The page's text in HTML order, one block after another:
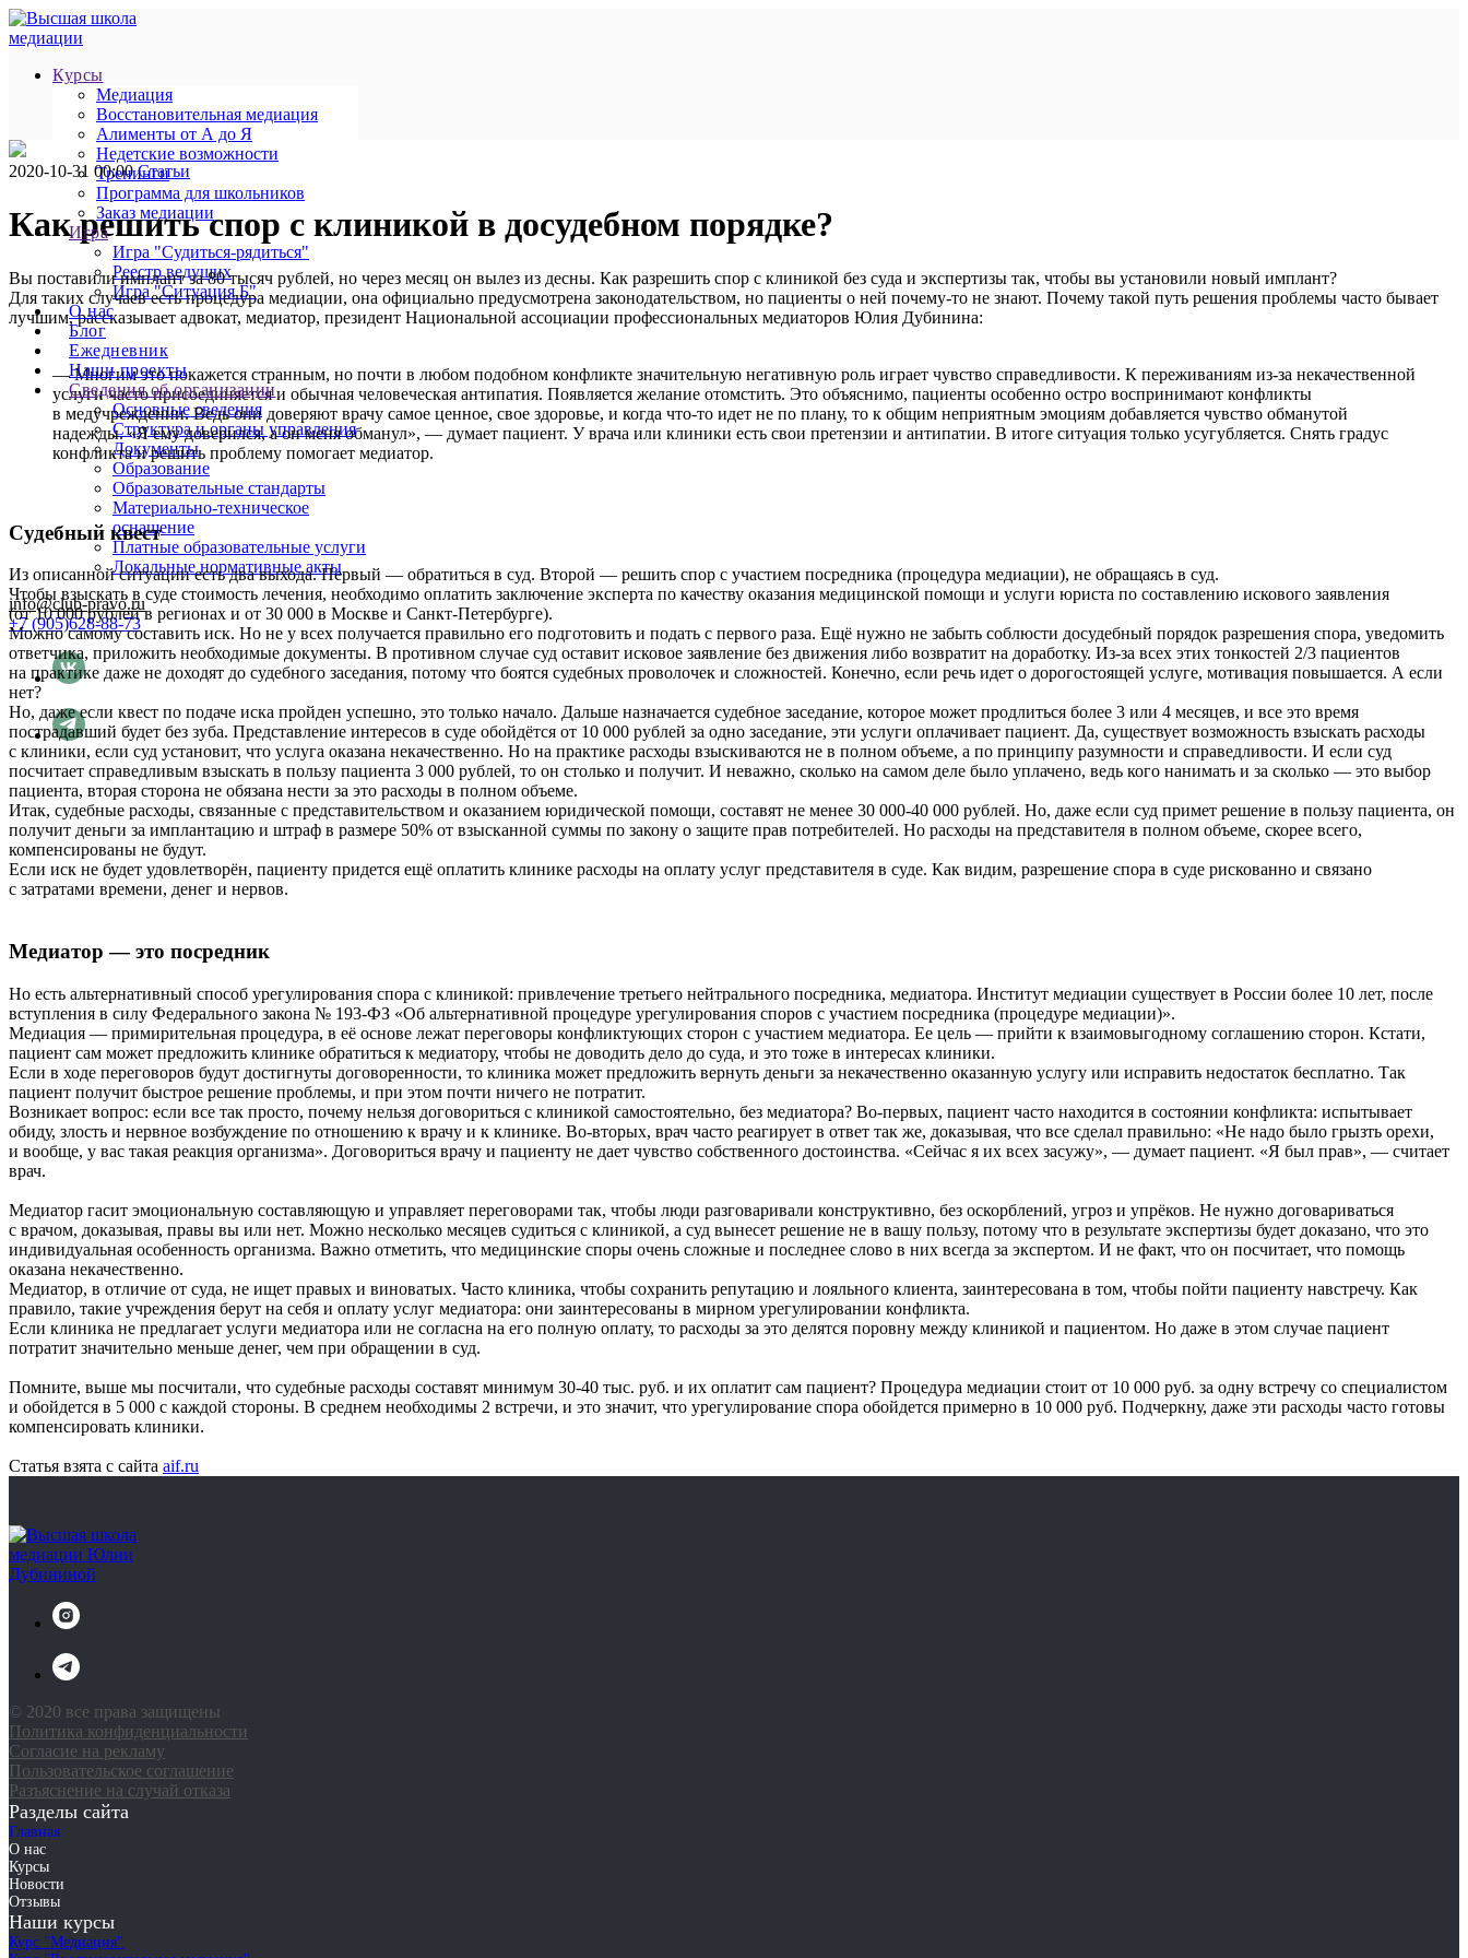
Курсы
Медиация
Восстановительная медиация
Алименты от А до Я
Недетские возможности
Тренинги
Программа для школьников
Заказ медиации
Игра
Игра "Судиться-рядиться"
Реестр ведущих
Игра "Ситуация Б"
О нас
Блог
Ежедневник
Наши проекты
Сведения об организации
Основные сведения
Структура и органы управления
Документы
Образование
Образовательные стандарты
Материально-техническое
оснащение
Платные образовательные услуги
Локальные нормативные акты
info@club-pravo.ru
+7 (905)628-88-73
2020-10-31 00:00 Статьи
Как решить спор с клиникой в досудебном порядке?
Вы поставили имплант за 80 тысяч рублей, но через месяц он вылез из десны. Как разрешить спор с клиникой без суда и экспертизы так, чтобы вы установили новый имплант?
Для таких случаев есть процедура медиации, она официально предусмотрена законодательством, но пациенты о ней почему-то не знают. Почему такой путь решения проблемы часто бывает
лучшим, рассказывает адвокат, медиатор, президент Национальной ассоциации профессиональных медиаторов Юлия Дубинина:
— Многим это покажется странным, но почти в любом подобном конфликте значительную негативную роль играет чувство справедливости. К переживаниям из-за некачественной
услуги часто присоединяется и обычная человеческая антипатия. Появляется желание отомстить. Это объяснимо, пациенты особенно остро воспринимают конфликты
в медучреждении. Ведь они доверяют врачу самое ценное, свое здоровье, и когда что-то идет не по плану, то к общим неприятным эмоциям добавляется чувство обманутой
надежды. «Я ему доверился, а он меня обманул», — думает пациент. У врача или клиники есть свои претензии и антипатии. В итоге ситуация только усугубляется. Снять градус
конфликта и решить проблему помогает медиатор.
Судебный квест
Из описанной ситуации есть два выхода. Первый — обратиться в суд. Второй — решить спор с участием посредника (процедура медиации), не обращаясь в суд.
Чтобы взыскать в суде стоимость лечения, необходимо оплатить заключение эксперта по качеству оказания медицинской помощи и услуги юриста по составлению искового заявления
(от 10 000 рублей в регионах и от 30 000 в Москве и Санкт-Петербурге).
Можно самому составить иск. Но не у всех получается правильно его подготовить и подать с первого раза. Ещё нужно не забыть соблюсти досудебный порядок разрешения спора, уведомить
ответчика, приложить необходимые документы. В противном случае суд оставит исковое заявление без движения либо возвратит на доработку. Из-за всех этих тонкостей 2/3 пациентов
на практике даже не доходят до судебного заседания, потому что боятся судебных проволочек и сложностей. Конечно, если речь идет о дорогостоящей услуге, мотивация повышается. А если
нет?
Но, даже если квест по подаче иска пройден успешно, это только начало. Дальше назначается судебное заседание, которое может продлиться более 3 или 4 месяцев, и все это время
пострадавший будет без зуба. Представление интересов в суде обойдётся от 10 000 рублей за одно заседание, эти услуги оплачивает пациент. Да, существует возможность взыскать расходы
с клиники, если суд установит, что услуга оказана некачественно. Но на практике расходы взыскиваются не в полном объеме, а по принципу разумности и справедливости. И если суд
посчитает справедливым взыскать в пользу пациента 3 000 рублей, то он столько и получит. И неважно, сколько на самом деле было уплачено, ведь кого нанимать и за сколько — это выбор
пациента, вторая сторона не обязана нести за это расходы в полном объеме.
Итак, судебные расходы, связанные с представительством и оказанием юридической помощи, составят не менее 30 000-40 000 рублей. Но, даже если суд примет решение в пользу пациента, он
получит деньги за имплантацию и штраф в размере 50% от взысканной суммы по закону о защите прав потребителей. Но расходы на представителя в полном объеме, скорее всего,
компенсированы не будут.
Если иск не будет удовлетворён, пациенту придется ещё оплатить клинике расходы на оплату услуг представителя в суде. Как видим, разрешение спора в суде рискованно и связано
с затратами времени, денег и нервов.
Медиатор — это посредник
Но есть альтернативный способ урегулирования спора с клиникой: привлечение третьего нейтрального посредника, медиатора. Институт медиации существует в России более 10 лет, после
вступления в силу Федерального закона № 193-ФЗ «Об альтернативной процедуре урегулирования споров с участием посредника (процедуре медиации)».
Медиация — примирительная процедура, в её основе лежат переговоры конфликтующих сторон с участием медиатора. Ее цель — прийти к взаимовыгодному соглашению сторон. Кстати,
пациент сам может предложить клинике обратиться к медиатору, чтобы не доводить дело до суда, и это тоже в интересах клиники.
Если в ходе переговоров будут достигнуты договоренности, то клиника может предложить вернуть деньги за некачественно оказанную услугу или исправить недостаток бесплатно. Так
пациент получит быстрое решение проблемы, и при этом почти ничего не потратит.
Возникает вопрос: если все так просто, почему нельзя договориться с клиникой самостоятельно, без медиатора? Во-первых, пациент часто находится в состоянии конфликта: испытывает
обиду, злость и нервное возбуждение по отношению к врачу и к клинике. Во-вторых, врач часто реагирует в ответ так же, доказывая, что все сделал правильно: «Не надо было грызть орехи,
и вообще, у вас такая реакция организма». Договориться врачу и пациенту не дает чувство собственного достоинства. «Сейчас я их всех засужу», — думает пациент. «Я был прав», — считает
врач.
Медиатор гасит эмоциональную составляющую и управляет переговорами так, чтобы люди разговаривали конструктивно, без оскорблений, угроз и упрёков. Не нужно договариваться
с врачом, доказывая, правы вы или нет. Можно несколько месяцев судиться с клиникой, а суд вынесет решение не в вашу пользу, потому что в результате экспертизы будет доказано, что это
индивидуальная особенность организма. Важно отметить, что медицинские споры очень сложные и последнее слово в них всегда за экспертом. И не факт, что он посчитает, что помощь
оказана некачественно.
Медиатор, в отличие от суда, не ищет правых и виноватых. Часто клиника, чтобы сохранить репутацию и лояльного клиента, заинтересована в том, чтобы пойти пациенту навстречу. Как
правило, такие учреждения берут на себя и оплату услуг медиатора: они заинтересованы в мирном урегулировании конфликта.
Если клиника не предлагает услуги медиатора или не согласна на его полную оплату, то расходы за это делятся поровну между клиникой и пациентом. Но даже в этом случае пациент
потратит значительно меньше денег, чем при обращении в суд.
Помните, выше мы посчитали, что судебные расходы составят минимум 30-40 тыс. руб. и их оплатит сам пациент? Процедура медиации стоит от 10 000 руб. за одну встречу со специалистом
и обойдется в 5 000 с каждой стороны. В среднем необходимы 2 встречи, и это значит, что урегулирование спора обойдется примерно в 10 000 руб. Подчеркну, даже эти расходы часто готовы
компенсировать клиники.
Статья взята с сайта aif.ru
© 2020 все права защищены
Политика конфиденциальности
Согласие на рекламу
Пользовательское соглашение
Разъяснение на случай отказа
Разделы сайта
Главная
О нас
Курсы
Новости
Отзывы
Наши курсы
Курс "Медиация"